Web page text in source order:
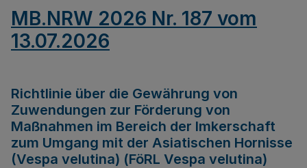
MB.NRW 2026 Nr. 187 vom
13.07.2026
Richtlinie über die Gewährung von
Zuwendungen zur Förderung von
Maßnahmen im Bereich der Imkerschaft
zum Umgang mit der Asiatischen Hornisse
(Vespa velutina) (FöRL Vespa velutina)